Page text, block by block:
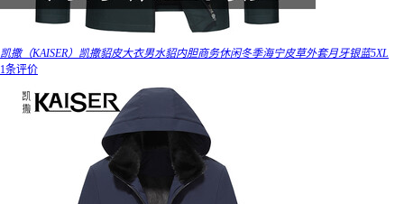
凯撒（KAISER）凯撒貂皮大衣男水貂内胆商务休闲冬季海宁皮草外套月牙银蓝5XL
1条评价